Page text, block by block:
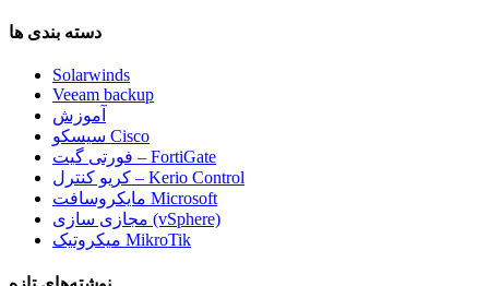
دسته بندی ها
Solarwinds
Veeam backup
آموزش
سیسکو Cisco
فورتی گیت – FortiGate
کریو کنترل – Kerio Control
مایکروسافت Microsoft
مجازی سازی (vSphere)
میکروتیک MikroTik